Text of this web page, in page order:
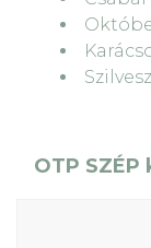
OTP